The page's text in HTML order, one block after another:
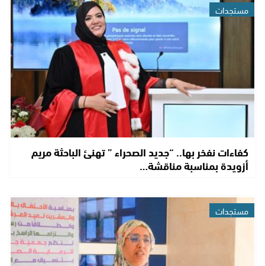
مستجدات
كفاءات نفخر بها.. “جديد الصحراء ” تهنئ الباحثة مريم
أزويدة بمناسبة مناقشة…
مستجدات